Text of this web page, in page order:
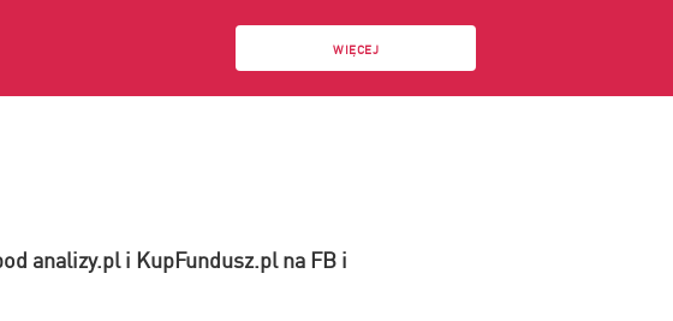
WIĘCEJ
analizy.pl i KupFundusz.pl na FB i